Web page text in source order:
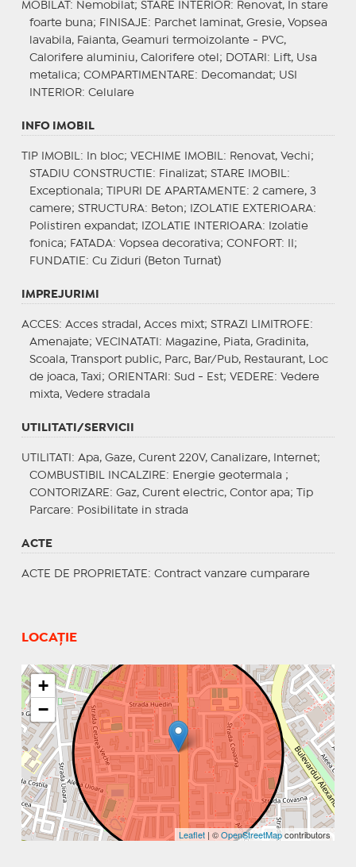
MOBILAT : Nemobilat; STARE INTERIOR: Renovat, In stare
foarte buna; FINISAJE : Parchet laminat, Gresie, Vopsea
lavabila, Faianta, Geamuri termoizolante - PVC,
Calorifere aluminiu, Calorifere otel;
DOTARI : Lift, Usa
metalica; COMPARTIMENTARE : Decomandat; USI
INTERIOR: Celulare
INFO IMOBIL
TIP IMOBIL : In bloc; VECHIME IMOBIL : Renovat, Vechi;
STADIU CONSTRUCTIE : Finalizat; STARE IMOBIL :
Exceptionala;
TIPURI DE APARTAMENTE : 2 camere, 3
camere; STRUCTURA: Beton; IZOLATIE EXTERIOARA:
Polistiren expandat;
IZOLATIE INTERIOARA: Izolatie
fonica; FATADA: Vopsea decorativa; CONFORT : II;
FUNDATIE : Cu Ziduri (Beton Turnat)
IMPREJURIMI
ACCES: Acces stradal, Acces mixt; STRAZI LIMITROFE :
Amenajate; VECINATATI : Magazine, Piata, Gradinita,
Scoala, Transport public, Parc, Bar/Pub, Restaurant, Loc
de joaca, Taxi; ORIENTARI : Sud - Est; VEDERE : Vedere
mixta, Vedere stradala
UTILITATI/SERVICII
UTILITATI : Apa, Gaze, Curent 220V, Canalizare, Internet;
COMBUSTIBIL INCALZIRE : Energie geotermala ;
CONTORIZARE : Gaz, Curent electric, Contor apa;
Tip
Parcare: Posibilitate in strada
ACTE
ACTE DE PROPRIETATE : Contract vanzare cumparare
LOCAȚIE
+
−
Leaflet | ©OpenStreetMapcontributors